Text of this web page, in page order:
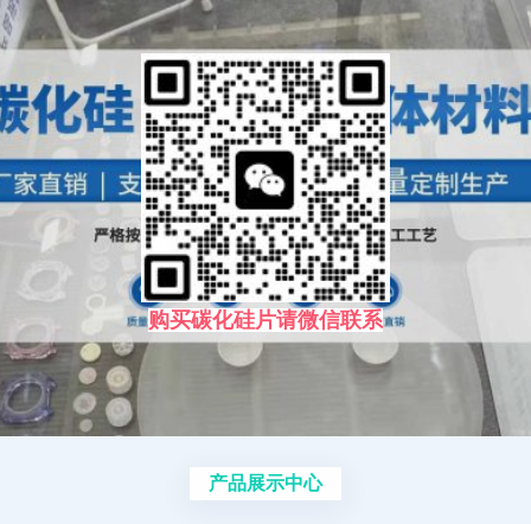
购买碳化硅片请微信联系
产品展示中心